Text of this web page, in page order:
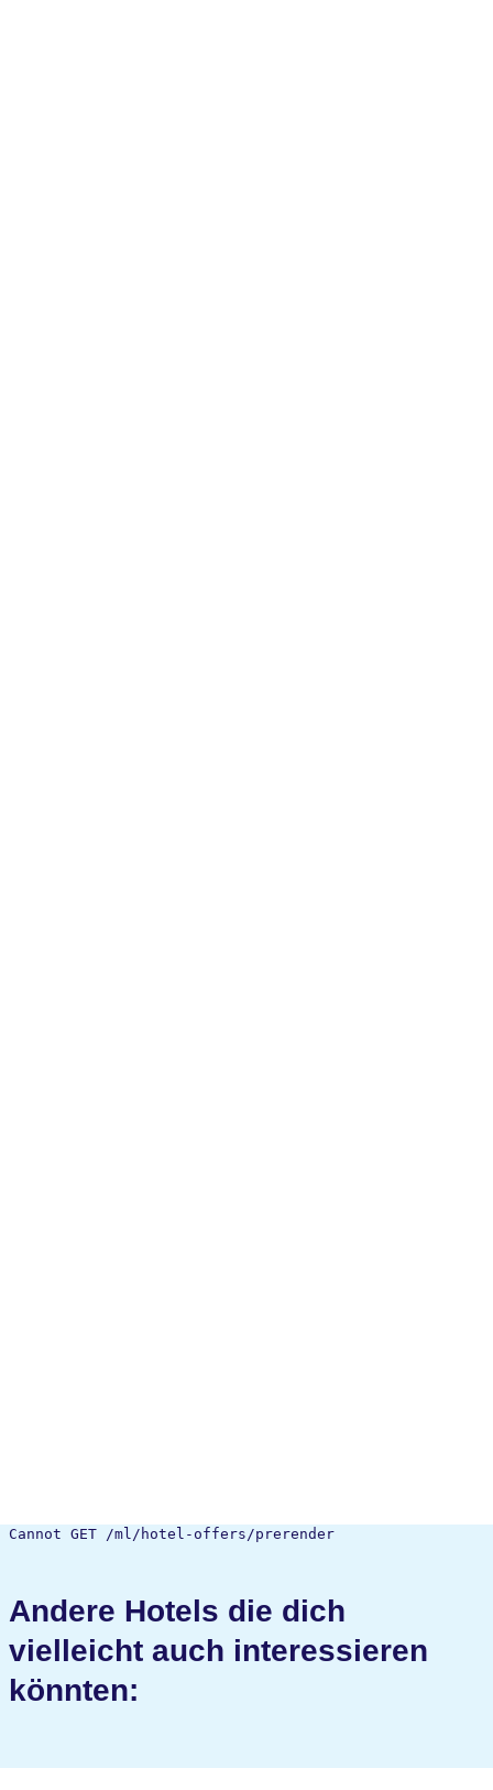
Cannot GET /ml/hotel-offers/prerender
Andere Hotels die dich
vielleicht auch interessieren
könnten: